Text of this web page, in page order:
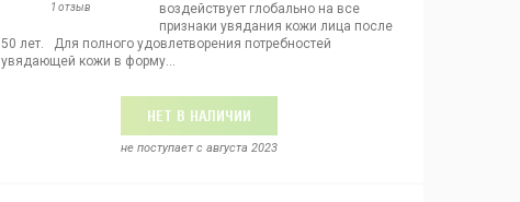
1 отзыв
воздействует глобально на все
признаки увядания кожи лица после
50 лет. Для полного удовлетворения потребностей
увядающей кожи в форму...
НЕТ В НАЛИЧИИ
не поступает c августа 2023